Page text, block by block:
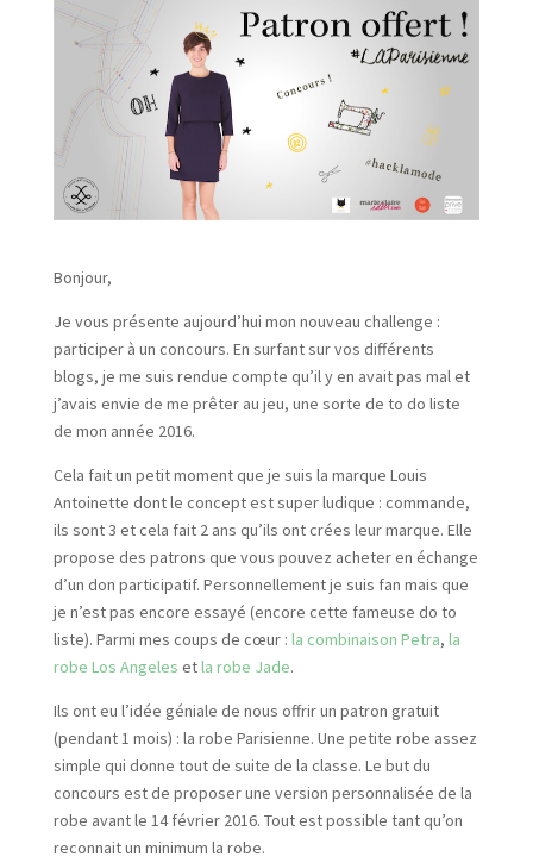
Bonjour,
Je vous présente aujourd’hui mon nouveau challenge :
participer à un concours. En surfant sur vos différents
blogs, je me suis rendue compte qu’il y en avait pas mal et
j’avais envie de me prêter au jeu, une sorte de to do liste
de mon année 2016.
Cela fait un petit moment que je suis la marque Louis
Antoinette dont le concept est super ludique : commande,
ils sont 3 et cela fait 2 ans qu’ils ont crées leur marque. Elle
propose des patrons que vous pouvez acheter en échange
d’un don participatif. Personnellement je suis fan mais que
je n’est pas encore essayé (encore cette fameuse do to
liste). Parmi mes coups de cœur : la combinaison Petra, la
robe Los Angeles etla robe Jade.
Ils ont eu l’idée géniale de nous offrir un patron gratuit
(pendant 1 mois) : la robe Parisienne. Une petite robe assez
simple qui donne tout de suite de la classe. Le but du
concours est de proposer une version personnalisée de la
robe avant le 14 février 2016. Tout est possible tant qu’on
reconnait un minimum la robe.